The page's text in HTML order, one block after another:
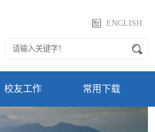
ENGLISH
校友工作 常用下载